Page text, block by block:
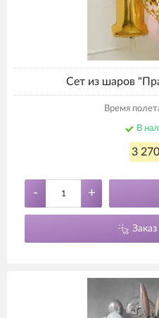
Сет из шаров
Время
В
3
- +